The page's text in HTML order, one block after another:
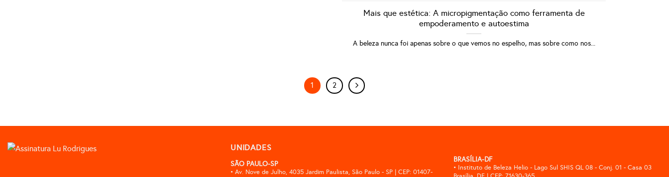
Mais que estética: A micropigmentação como ferramenta de
empoderamento e autoestima
A beleza nunca foi apenas sobre o que vemos no espelho, mas sobre como nos...
1 2
UNIDADES
SÃO PAULO-SP
• Av. Nove de Julho, 4035 Jardim Paulista, São Paulo - SP | CEP: 01407-
BRASÍLIA-DF
• Instituto de Beleza Helio - Lago Sul SHIS QL 08 - Conj. 01 - Casa 03